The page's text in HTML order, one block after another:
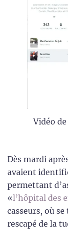
Vidéo
Dès mardi
avaient
permettant
«l’hôpital des
casseurs, où
rescapé de la